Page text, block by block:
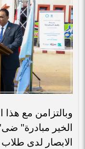
وبالتزامن مع
الخير مبادرة"
الابصار لدى